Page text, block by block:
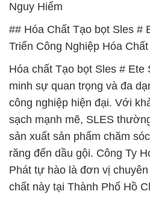
Nguy Hiểm
## Hóa Chất Tạo bọt Sles #
Triển Công Nghiệp Hóa Chất
Hóa chất Tạo bọt Sles # Ete
minh sự quan trọng và đa
công nghiệp hiện đại. Với
sạch mạnh mẽ, SLES
sản xuất sản phẩm chăm
răng đến dầu gội. Công Ty
Phát tự hào là đơn vị
chất này tại Thành Phố Hồ